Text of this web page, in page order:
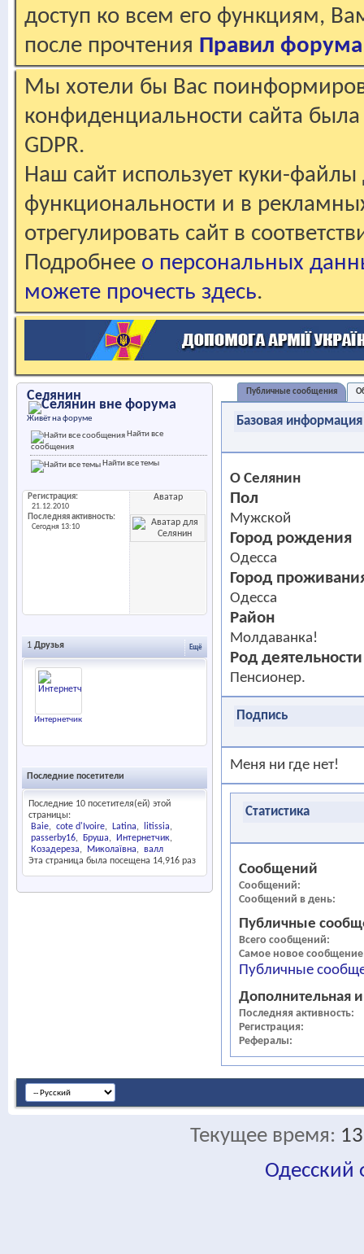
доступ ко всем его функциям,
после прочтения Правил форума
Мы хотели бы Вас
конфиденциальности сайта
GDPR.
Наш сайт использует куки-файлы
функциональности и в
отрегулировать сайт в
Подробнее о персональных
можете прочесть здесь.
Селянин
Живёт на форуме
Найти все
сообщения
Найти все темы
Регистрация
21.12.2010
Последняя активность
Сегодня 13:10
Аватар
Ещё
1 Друзья
Интернетчик
Последние посетители
Последние 10 посетителя(ей) этой
страницы:
Baie
cote d'Ivoire Latina
litissia
passerby16
Бруша
Интернетчик
Козадереза
Миколаївна
валл
Эта страница была посещена 14,916 раз
Публичные сообщения
Базовая информация
О Селянин
Пол
Мужской
Город рождения
Одесса
Город
Одесса
Район
Молдаванка!
Род деятельности
Пенсионер.
Подпись
Меня ни где нет!
Статистика
Сообщений
Сообщений
Сообщений в день
Публичные
Всего сообщений
Самое новое сообщение
Публичные
Дополнительная
Последняя активность
Регистрация
Рефералы
Текущее время:
Одесский